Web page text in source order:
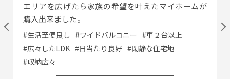
エリアを広げたら家族の希望を叶えたマイホームが
購入出来ました。
#生活至便良し #ワイドバルコニー #車２台以上
#広々したLDK #日当たり良好 #閑静な住宅地
#収納広々